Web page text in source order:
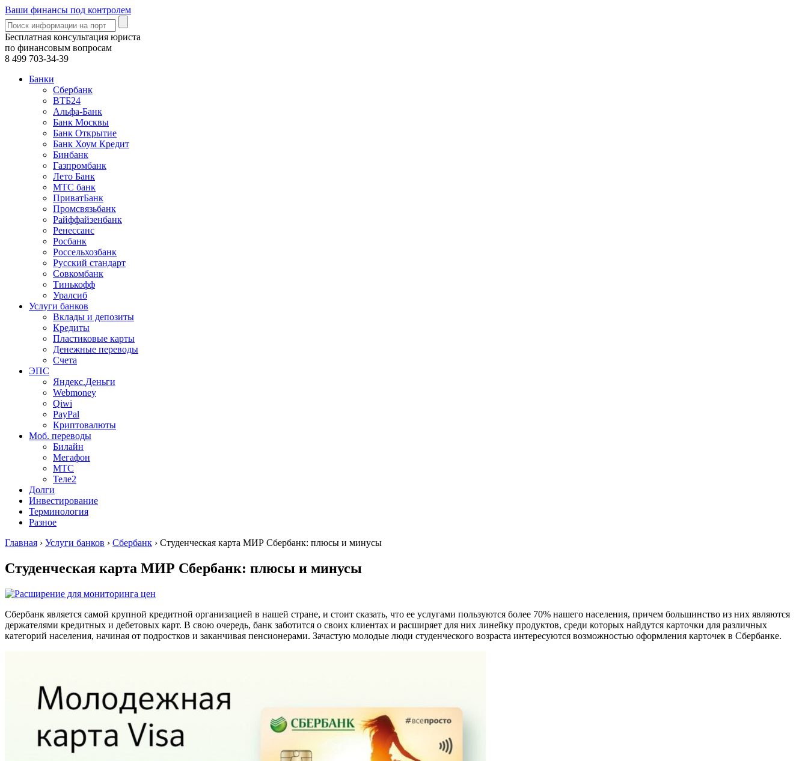
Ваши финансы под контролем
Бесплатная консультация юриста
по финансовым вопросам
8 499 703-34-39
Банки
Сбербанк
ВТБ24
Альфа-Банк
Банк Москвы
Банк Открытие
Банк Хоум Кредит
Бинбанк
Газпромбанк
Лето Банк
МТС банк
ПриватБанк
Промсвязьбанк
Райффайзенбанк
Ренессанс
Росбанк
Россельхозбанк
Русский стандарт
Совкомбанк
Тинькофф
Уралсиб
Услуги банков
Вклады и депозиты
Кредиты
Пластиковые карты
Денежные переводы
Счета
ЭПС
Яндекс.Деньги
Webmoney
Qiwi
PayPal
Криптовалюты
Моб. переводы
Билайн
Мегафон
МТС
Теле2
Долги
Инвестирование
Терминология
Разное
Главная › Услуги банков › Сбербанк › Студенческая карта МИР Сбербанк: плюсы и минусы
Студенческая карта МИР Сбербанк: плюсы и минусы
Сбербанк является самой крупной кредитной организацией в нашей стране, и стоит сказать, что ее услугами пользуются более 70% нашего населения, причем большинство из них являются
держателями кредитных и дебетовых карт. В свою очередь, банк заботится о своих клиентах и расширяет для них линейку продуктов, среди которых найдутся карточки для различных
категорий населения, начиная от подростков и заканчивая пенсионерами. Зачастую молодые люди студенческого возраста интересуются возможностью оформления карточек в Сбербанке.